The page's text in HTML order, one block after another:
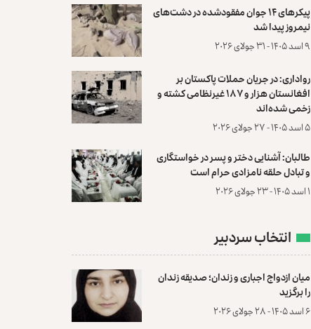
پیکرهای ۱۴ جوان مفقودشده در دشت‌های
نیمروز پیدا شد
۹ اسد ۱۴۰۵ - ۳۱ جولای ۲۰۲۶
رواداری: در جریان حملات پاکستان بر
افغانستان هزار و ۱۸۷ غیرنظامی کشته و
زخمی شده‌اند
۵ اسد ۱۴۰۵ - ۲۷ جولای ۲۰۲۶
طالبان: آشنایی دختر و پسر در خواستگاری
و تبادل حلقه نامزادی حرام است
۱ اسد ۱۴۰۵ - ۲۳ جولای ۲۰۲۶
انتخاب سردبیر
میان ازدواج اجباری و زندان؛ صدیقه زندان
را برگزید
۶ اسد ۱۴۰۵ - ۲۸ جولای ۲۰۲۶